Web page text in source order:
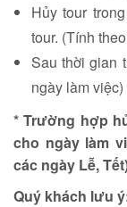
Hủy tour
tour. (Tính
Sau thời gian
ngày làm việc)
* Trường hợp
cho ngày làm
các ngày Lễ,
Quý khách lưu